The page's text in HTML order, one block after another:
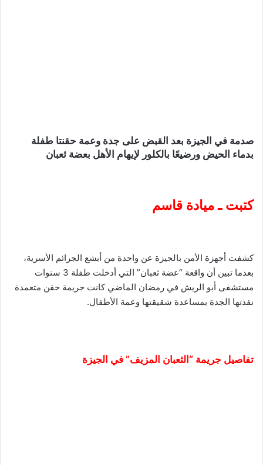
صدمة في الجيزة بعد القبض على جدة وعمة حقنتا طفلة
بدماء الحيض ورضيعًا بالكلور لإيهام الأهل بعضة ثعبان
كتبت ـ ميادة قاسم
كشفت أجهزة الأمن بالجيزة عن واحدة من أبشع الجرائم الأسرية،
بعدما تبين أن واقعة “عضة ثعبان” التي أدخلت طفلة 3 سنوات
مستشفى أبو الريش في رمضان الماضي كانت جريمة حقن متعمدة
نفذتها الجدة بمساعدة شقيقتها وعمة الأطفال.
تفاصيل جريمة “الثعبان المزيف” في الجيزة